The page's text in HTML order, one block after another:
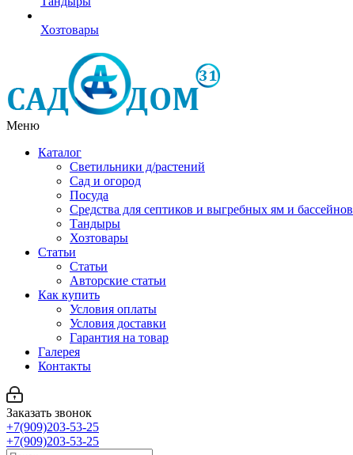
Хозтовары
Меню
Каталог
Светильники д/растений
Сад и огород
Посуда
Средства для септиков и выгребных ям и бассейнов
Тандыры
Хозтовары
Статьи
Статьи
Авторские статьи
Как купить
Условия оплаты
Условия доставки
Гарантия на товар
Галерея
Контакты
Заказать звонок
+7(909)203-53-25
+7(909)203-53-25